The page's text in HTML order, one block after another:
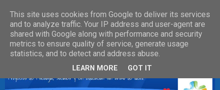
This site uses cookies from Google to deliver its services
and to analyze traffic. Your IP address and user-agent are
shared with Google along with performance and security
metrics to ensure quality of service, generate usage
statistics, and to detect and address abuse.
LEARN MORE GOT IT